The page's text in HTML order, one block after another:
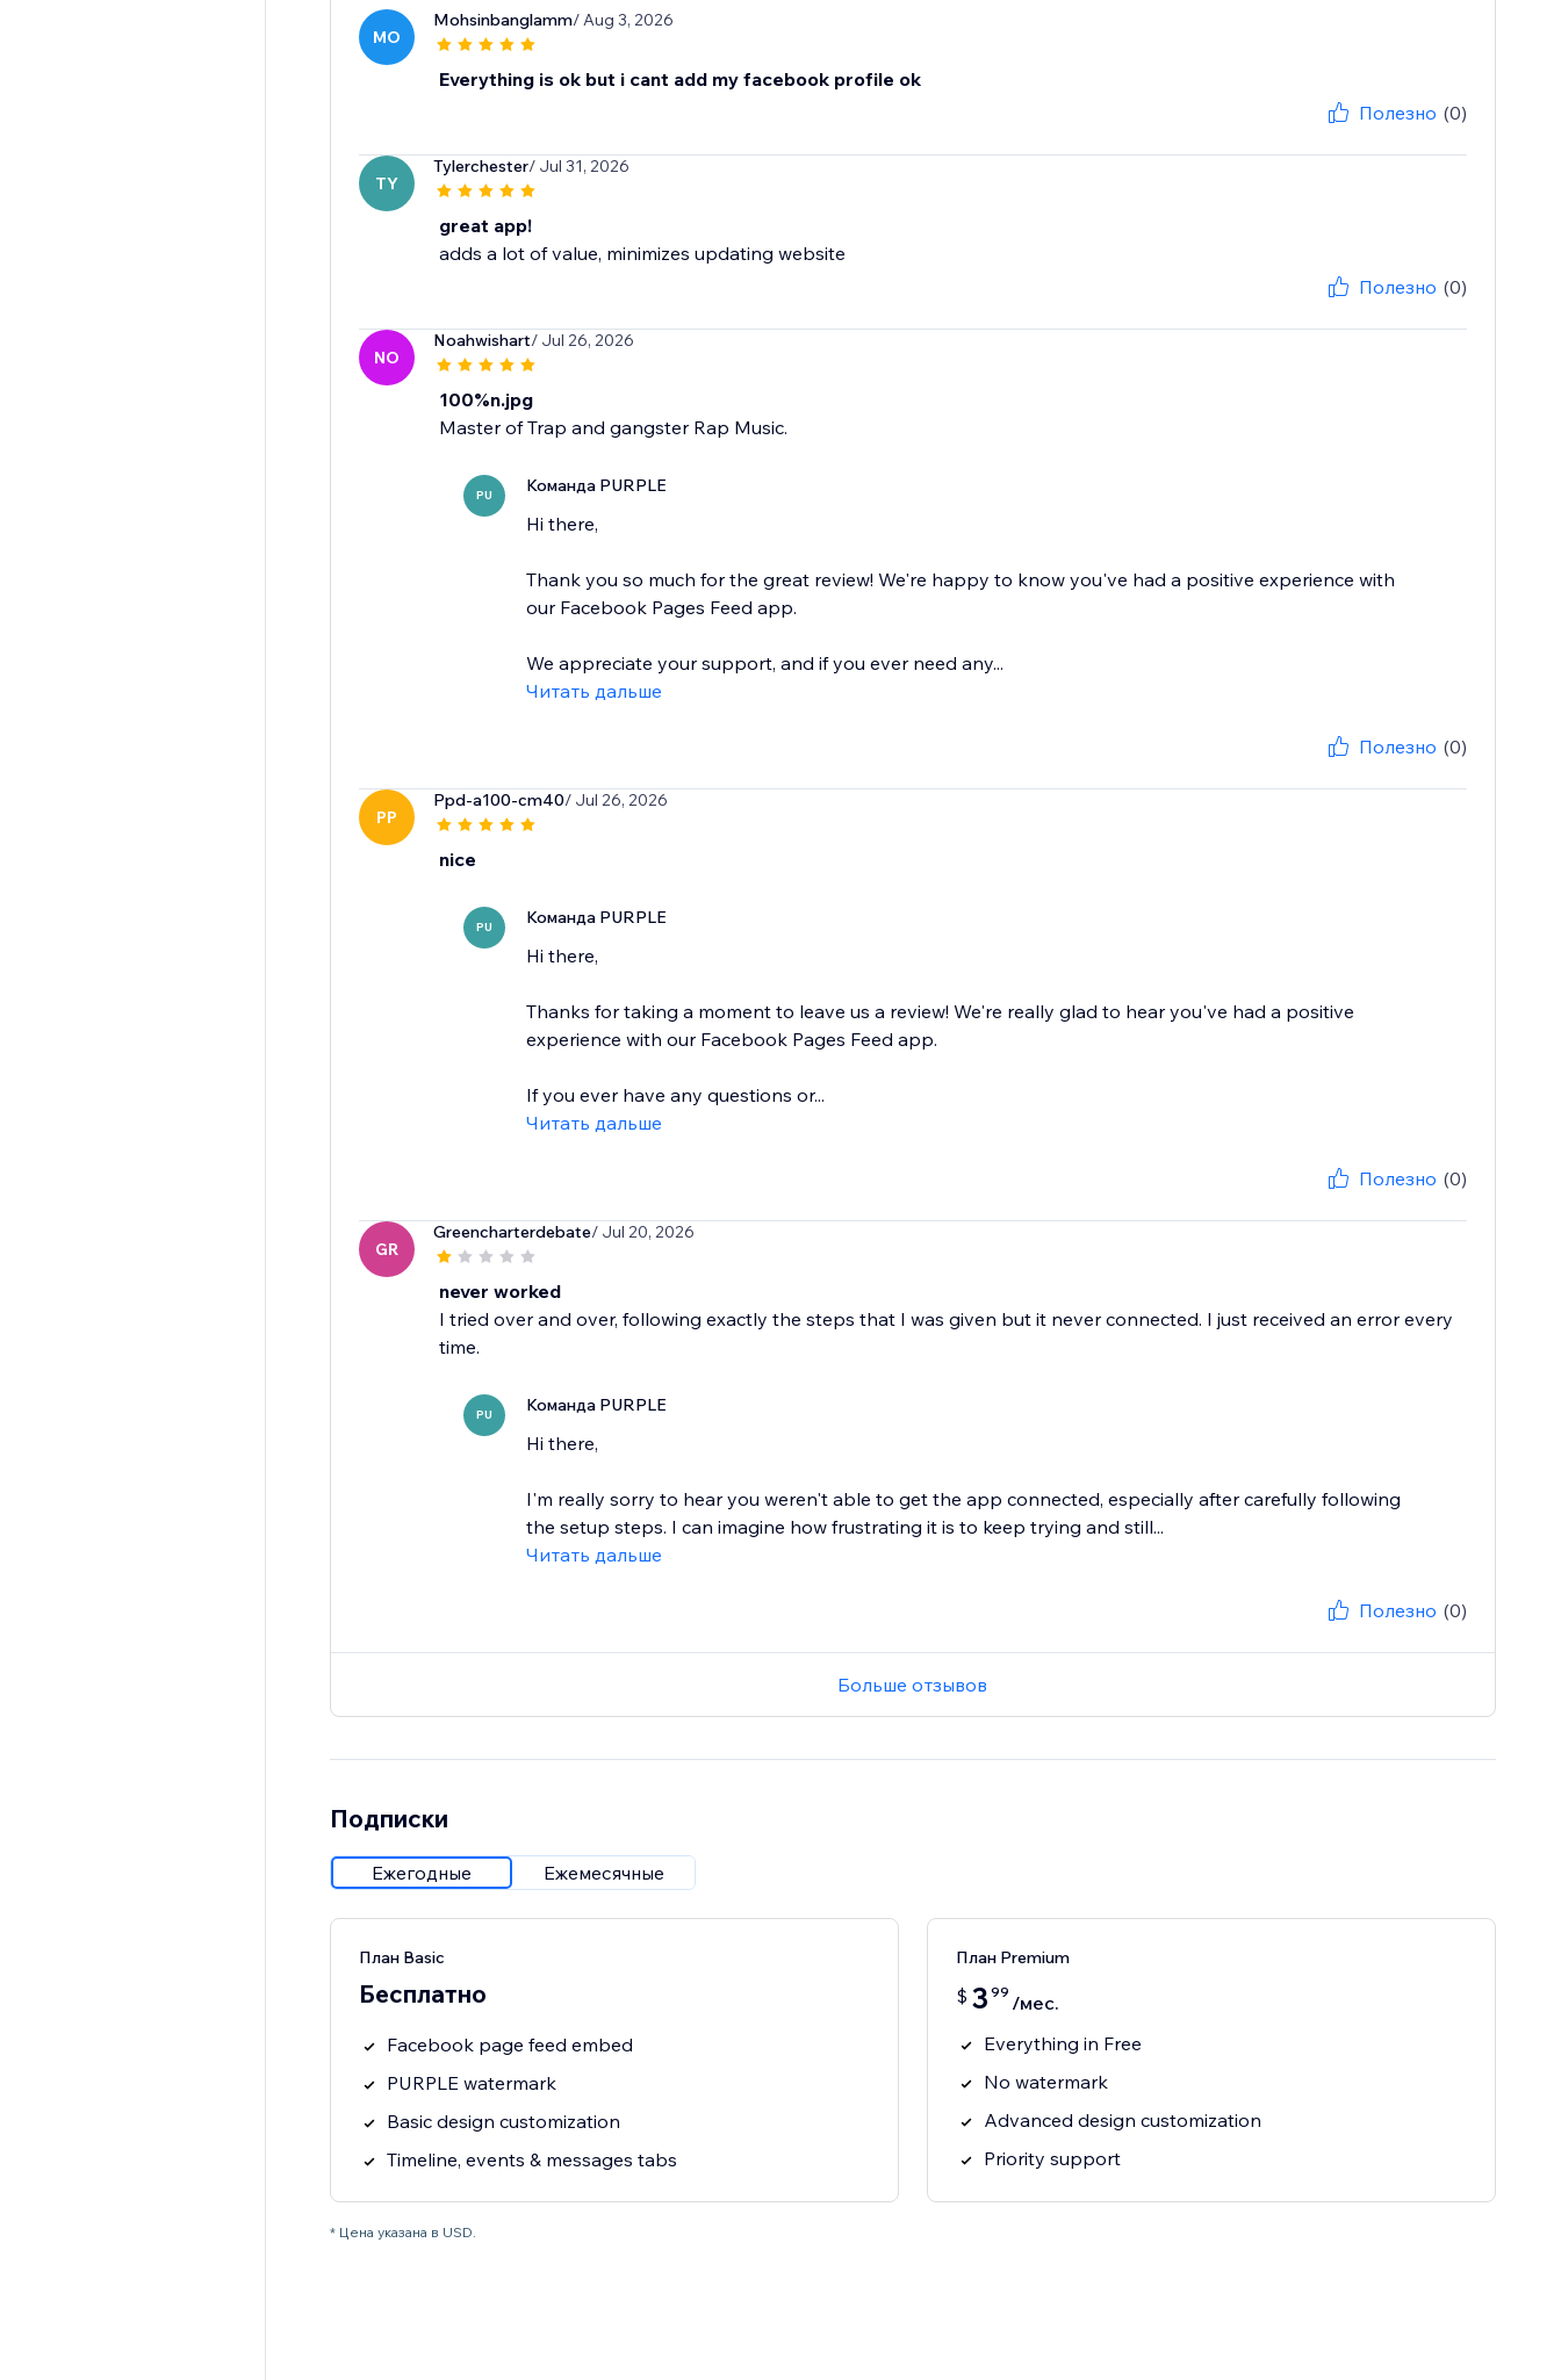
MO
Mohsinbanglamm/ Aug 3, 2026
Everything is ok but i cant add my facebook profile ok
Полезно (0)
TY
Tylerchester/ Jul 31, 2026
great app!
adds a lot of value, minimizes updating website
Полезно (0)
NO
Noahwishart/ Jul 26, 2026
100%n.jpg
Master of Trap and gangster Rap Music.
PU Команда PURPLE
Hi there,
Thank you so much for the great review! We're happy to know you've had a positive experience with
our Facebook Pages Feed app.
We appreciate your support, and if you ever need any...
Читать дальше
Полезно (0)
PP
Ppd-a100-cm40/ Jul 26, 2026
nice
PU Команда PURPLE
Hi there,
Thanks for taking a moment to leave us a review! We're really glad to hear you've had a positive
experience with our Facebook Pages Feed app.
If you ever have any questions or...
Читать дальше
Полезно (0)
GR
Greencharterdebate/ Jul 20, 2026
never worked
I tried over and over, following exactly the steps that I was given but it never connected. I just received an error every
time.
PU Команда PURPLE
Hi there,
I'm really sorry to hear you weren't able to get the app connected, especially after carefully following
the setup steps. I can imagine how frustrating it is to keep trying and still...
Читать дальше
Полезно (0)
Больше отзывов
Подписки
Ежегодные Ежемесячные
План Basic
Бесплатно
Facebook page feed embed
PURPLE watermark
Basic design customization
Timeline, events & messages tabs
План Premium
$ 3 99 /мес.
Everything in Free
No watermark
Advanced design customization
Priority support
* Цена указана в USD.